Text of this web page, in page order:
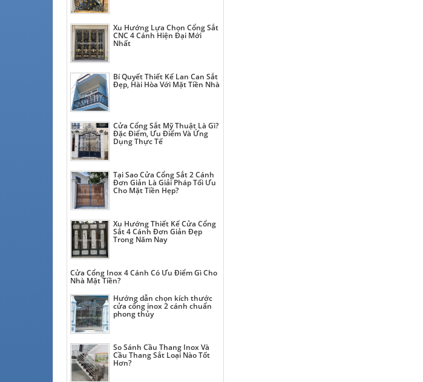
Xu Hướng Lựa Chọn Cổng Sắt
CNC 4 Cánh Hiện Đại Mới
Nhất
Bí Quyết Thiết Kế Lan Can Sắt
Đẹp, Hài Hòa Với Mặt Tiền Nhà
Cửa Cổng Sắt Mỹ Thuật Là Gì?
Đặc Điểm, Ưu Điểm Và Ứng
Dụng Thực Tế
Tại Sao Cửa Cổng Sắt 2 Cánh
Đơn Giản Là Giải Pháp Tối Ưu
Cho Mặt Tiền Hẹp?
Xu Hướng Thiết Kế Cửa Cổng
Sắt 4 Cánh Đơn Giản Đẹp
Trong Năm Nay
Cửa Cổng Inox 4 Cánh Có Ưu Điểm Gì Cho
Nhà Mặt Tiền?
Hướng dẫn chọn kích thước
cửa cổng inox 2 cánh chuẩn
phong thủy
So Sánh Cầu Thang Inox Và
Cầu Thang Sắt Loại Nào Tốt
Hơn?